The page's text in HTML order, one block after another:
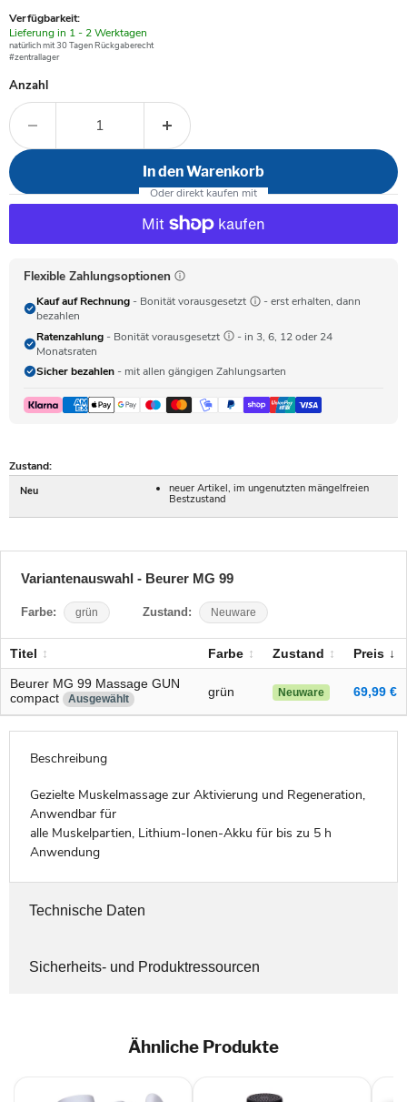
Verfügbarkeit:
Verfügbar
-
Lieferung in 1 - 2 Werktagen
natürlich mit 30 Tagen Rückgaberecht
#zentrallager
Anzahl
In den Warenkorb
Flexible Zahlungsoptionen
Kauf auf Rechnung - Bonität vorausgesetzt
- erst erhalten, dann
bezahlen
Ratenzahlung - Bonität vorausgesetzt
- in 3, 6, 12 oder 24
Monatsraten
Sicher bezahlen - mit allen gängigen Zahlungsarten
Zustand:
Neu
neuer Artikel, im ungenutzten mängelfreien
Bestzustand
Variantenauswahl - Beurer MG 99
Farbe: grün Zustand: Neuware
Titel Farbe Zustand Preis
Beurer MG 99 Massage GUN
compact
Ausgewählt grün Neuware 69,99 €
Beschreibung
Gezielte Muskelmassage zur Aktivierung und Regeneration,
Anwendbar für
alle Muskelpartien, Lithium-Ionen-Akku für bis zu 5 h
Anwendung
Technische Daten
Sicherheits- und Produktressourcen
Ähnliche Produkte